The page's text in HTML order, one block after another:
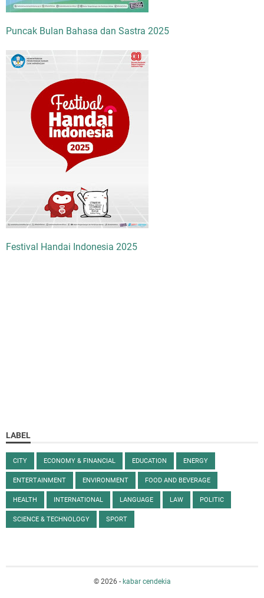
Puncak Bulan Bahasa dan Sastra 2025
Festival Handai Indonesia 2025
LABEL
CITY ECONOMY & FINANCIAL EDUCATION ENERGY
ENTERTAINMENT ENVIRONMENT FOOD AND BEVERAGE
HEALTH INTERNATIONAL LANGUAGE LAW POLITIC
SCIENCE & TECHNOLOGY SPORT
© 2026 - kabar cendekia